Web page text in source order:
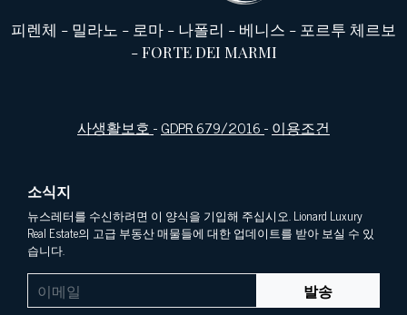
피렌체 - 밀라노 - 로마 - 나폴리 - 베니스 - 포르투 체르보
-FORTE DEI MARMI
사생활보호-GDPR 679/2016-이용조건
소식지
뉴스레터를 수신하려면 이 양식을 기입해 주십시오. Lionard Luxury
Real Estate의 고급 부동산 매물들에 대한 업데이트를 받아 보실 수 있
습니다.
발송